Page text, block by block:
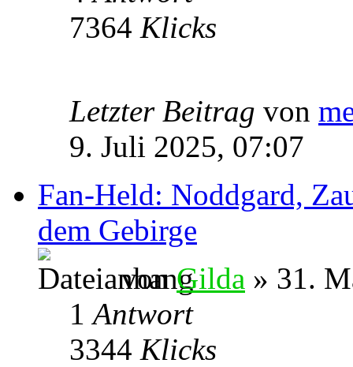
7364 Klicks
Letzter Beitrag von
9. Juli 2025, 07:07
Fan-Held: Noddgard,
dem Gebirge
vonGilda » 31.
1Antwort
3344 Klicks